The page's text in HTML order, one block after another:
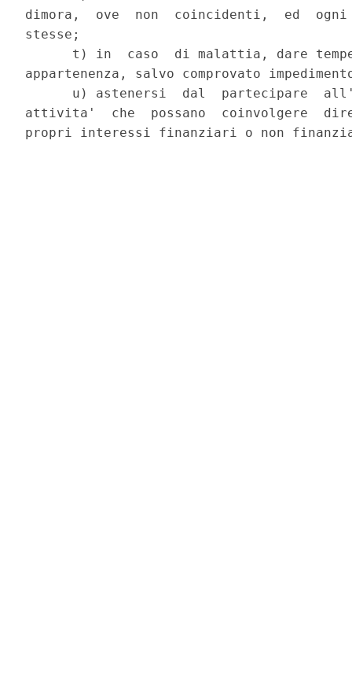
dimora,  ove  non  coincidenti,  ed  ogni
stesse;
t) in  caso  di malattia, dare
appartenenza, salvo comprovato
u) astenersi  dal  partecipare
attivita'  che  possano  coinvolgere